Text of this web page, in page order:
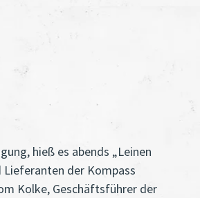
hieß es abends „Leinen
der Kompass
Kolke, Geschäftsführer der